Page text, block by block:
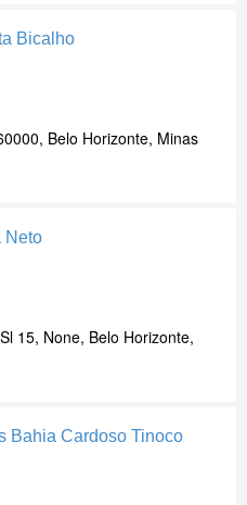
Bicalho
Belo Horizonte, Minas
Neto
15, None, Belo Horizonte,
Bahia Cardoso Tinoco